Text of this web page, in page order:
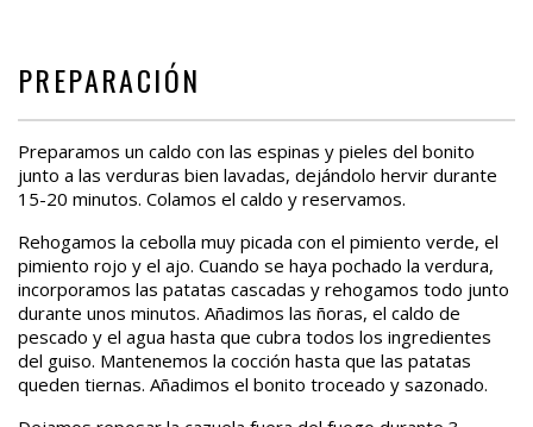
PREPARACIÓN
Preparamos un caldo con las espinas y pieles del bonito
junto a las verduras bien lavadas, dejándolo hervir durante
15-20 minutos. Colamos el caldo y reservamos.
Rehogamos la cebolla muy picada con el pimiento verde, el
pimiento rojo y el ajo. Cuando se haya pochado la verdura,
incorporamos las patatas cascadas y rehogamos todo junto
durante unos minutos. Añadimos las ñoras, el caldo de
pescado y el agua hasta que cubra todos los ingredientes
del guiso. Mantenemos la cocción hasta que las patatas
queden tiernas. Añadimos el bonito troceado y sazonado.